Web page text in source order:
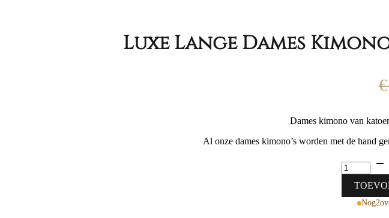
Luxe Lange Dames
€
Dames kimono van
Al onze dames kimono’s worden met de hand
Luxe
Lange
Dames
'FleurNog2